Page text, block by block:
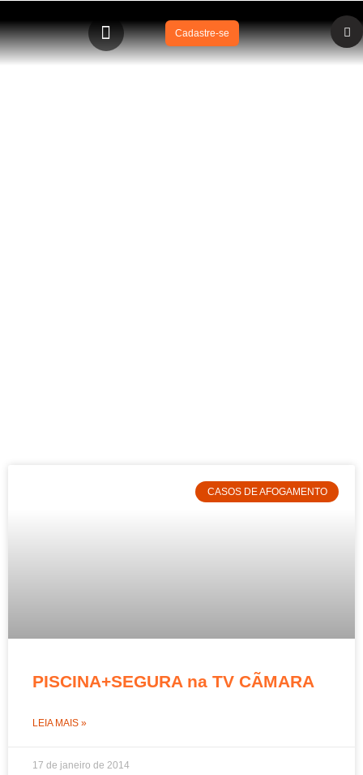
Cadastre-se
CASOS DE AFOGAMENTO
PISCINA+SEGURA na TV CÃMARA
LEIA MAIS »
17 de janeiro de 2014